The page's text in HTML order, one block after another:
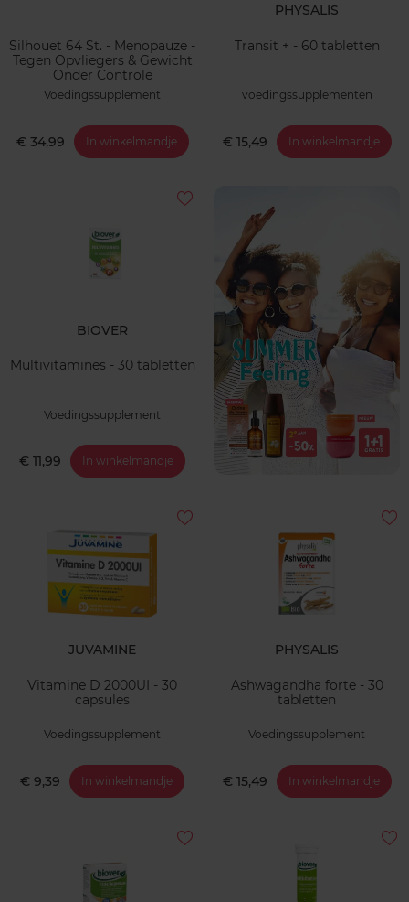
Silhouet 64 St. - Menopauze -
Tegen Opvliegers & Gewicht
Onder Controle
Voedingssupplement
€ 34,99 In winkelmandje
PHYSALIS
Transit + - 60 tabletten
voedingssupplementen
€ 15,49 In winkelmandje
BIOVER
Multivitamines - 30 tabletten
Voedingssupplement
€ 11,99 In winkelmandje
JUVAMINE
Vitamine D 2000UI - 30
capsules
Voedingssupplement
€ 9,39 In winkelmandje
PHYSALIS
Ashwagandha forte - 30
tabletten
Voedingssupplement
€ 15,49 In winkelmandje